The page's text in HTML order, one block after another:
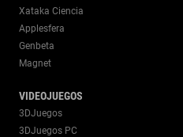
Xataka Ciencia
Applesfera
Genbeta
Magnet
VIDEOJUEGOS
3DJuegos
3DJuegos PC